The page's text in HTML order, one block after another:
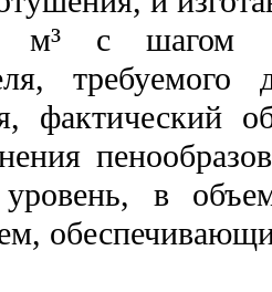
м³ с шагом
фактический
в